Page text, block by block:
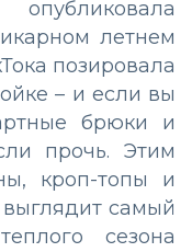
летнем
позировала
– и если вы
брюки и
прочь. Этим
кроп-топы и
самый
сезона